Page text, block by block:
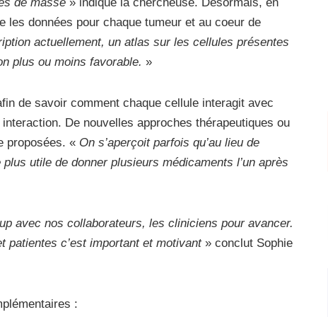
les données pour chaque tumeur et au coeur de
actuellement, un atlas sur les cellules présentes
plus ou moins favorable. »
de savoir comment chaque cellule interagit avec
De nouvelles approches thérapeutiques ou
proposées. « On s’aperçoit parfois qu’au lieu de
utile de donner plusieurs médicaments l’un après
avec nos collaborateurs, les cliniciens pour avancer.
patientes c’est important et motivant» conclut Sophie
: